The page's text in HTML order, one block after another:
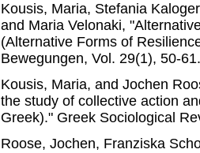
Kousis, Maria, Stefania
and Maria Velonaki,
(Alternative Forms of
Bewegungen, Vol. 29(1), 50-61.
Kousis, Maria, and Jochen
the study of collective action
Greek)." Greek Sociological
Roose, Jochen, Franziska